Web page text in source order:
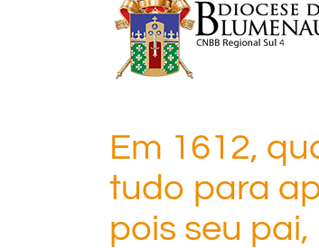
Em 1612,
tudo para
pois seu